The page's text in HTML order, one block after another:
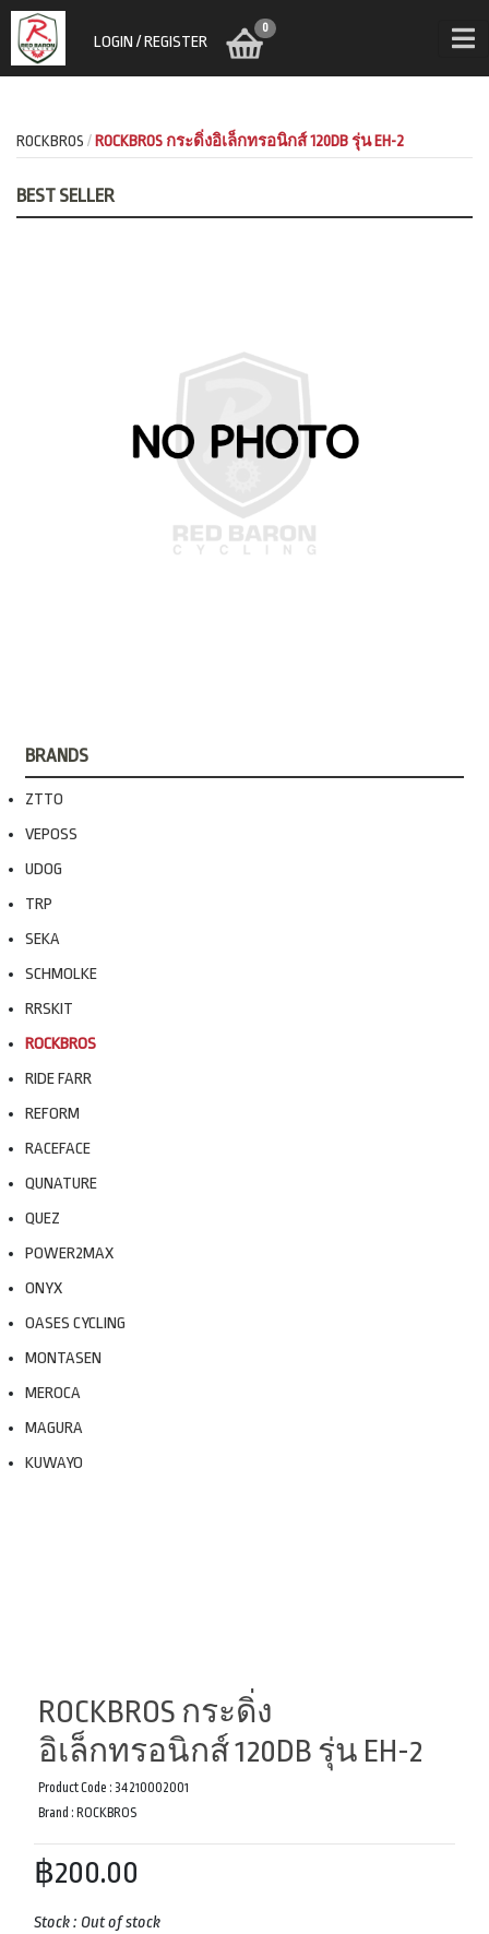
LOGIN / REGISTER
0
ROCKBROS ROCKBROS กระดิ่งอิเล็กทรอนิกส์ 120DB รุ่น EH-2
BRANDS
ZTTO
VEPOSS
UDOG
TRP
SEKA
SCHMOLKE
RRSKIT
ROCKBROS
RIDE FARR
REFORM
RACEFACE
QUNATURE
QUEZ
POWER2MAX
ONYX
OASES CYCLING
MONTASEN
MEROCA
MAGURA
KUWAYO
BEST SELLER
ROCKBROS กระดิ่ง
อิเล็กทรอนิกส์ 120DB รุ่น EH-2
Product Code : 34210002001
Brand : ROCKBROS
฿200.00
Stock : Out of stock